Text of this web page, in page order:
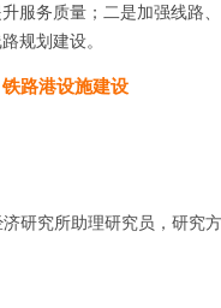
服务质量；二是加强线路
规划建设。
铁路港设施建设
研究所助理研究员，研究